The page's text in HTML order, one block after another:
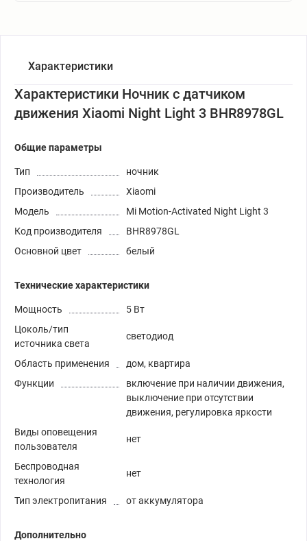
Характеристики
Характеристики Ночник с датчиком
движения Xiaomi Night Light 3 BHR8978GL
Общие параметры
Тип
ночник
Производитель
Xiaomi
Модель
Mi Motion-Activated Night Light 3
Код производителя
BHR8978GL
Основной цвет
белый
Технические характеристики
Мощность
5 Вт
Цоколь/тип
источника света
светодиод
Область применения
дом, квартира
Функции
включение при наличии движения,
выключение при отсутствии
движения, регулировка яркости
Виды оповещения
пользователя
нет
Беспроводная
технология
нет
Тип электропитания от аккумулятора
Дополнительно